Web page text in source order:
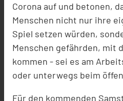
Corona auf und betonen,
Menschen nicht nur ihre
Spiel setzen würden,
Menschen gefährden, mit
kommen - sei es am
oder unterwegs beim
Für den kommenden